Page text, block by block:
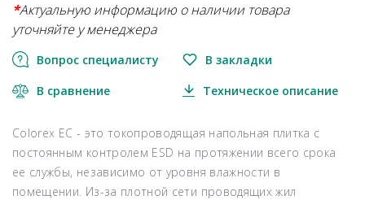
*Актуальную информацию о наличии товара
уточняйте у менеджера
Вопрос специалисту В закладки
В сравнение Техническое описание
Colorex EC - это токопроводящая напольная плитка с
постоянным контролем ESD на протяжении всего срока
ее службы, независимо от уровня влажности в
помещении. Из-за плотной сети проводящих жил